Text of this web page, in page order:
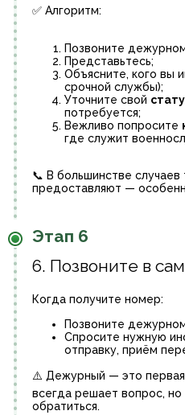
✅ Алгоритм:
Позвоните
Представьтесь;
Объясните, кого вы
срочной службы);
Уточните свой
потребуется;
Вежливо попросите
где служит
📞 В большинстве
предоставляют —
Этап 6
6. Позвоните в
Когда получите номер:
Позвоните
Спросите нужную
отправку, приём
⚠️ Дежурный — это первая
всегда решает вопрос,
обратиться.